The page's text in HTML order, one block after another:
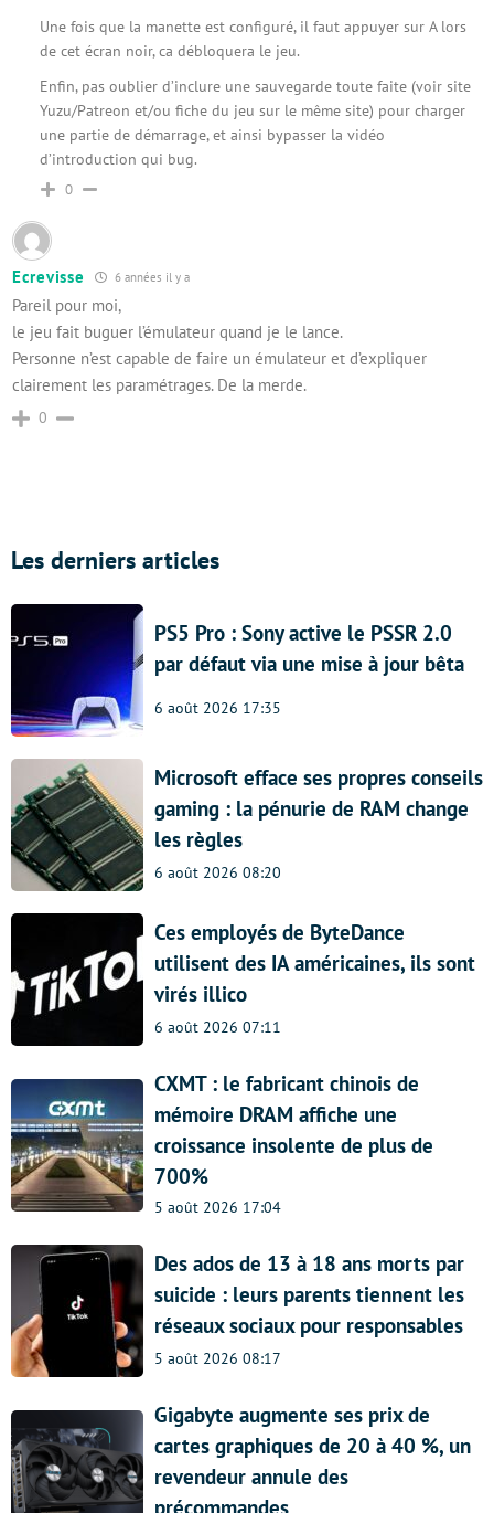
Une fois que la manette est configuré, il faut appuyer sur A lors
de cet écran noir, ca débloquera le jeu.
Enfin, pas oublier d’inclure une sauvegarde toute faite (voir site
Yuzu/Patreon et/ou fiche du jeu sur le même site) pour charger
une partie de démarrage, et ainsi bypasser la vidéo
d’introduction qui bug.
0
Ecrevisse 6 années il y a
Pareil pour moi,
le jeu fait buguer l’émulateur quand je le lance.
Personne n’est capable de faire un émulateur et d’expliquer
clairement les paramétrages. De la merde.
0
Les derniers articles
PS5 Pro : Sony active le PSSR 2.0
par défaut via une mise à jour bêta
6 août 2026 17:35
Microsoft efface ses propres conseils
gaming : la pénurie de RAM change
les règles
6 août 2026 08:20
Ces employés de ByteDance
utilisent des IA américaines, ils sont
virés illico
6 août 2026 07:11
CXMT : le fabricant chinois de
mémoire DRAM affiche une
croissance insolente de plus de
700%
5 août 2026 17:04
Des ados de 13 à 18 ans morts par
suicide : leurs parents tiennent les
réseaux sociaux pour responsables
5 août 2026 08:17
Gigabyte augmente ses prix de
cartes graphiques de 20 à 40 %, un
revendeur annule des
précommandes